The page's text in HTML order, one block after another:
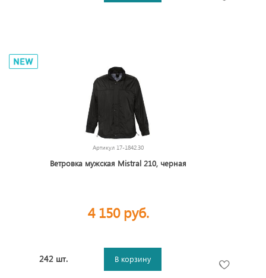
Артикул 17-1842.30
Ветровка мужская Mistral 210, черная
4 150 руб.
242 шт. В корзину